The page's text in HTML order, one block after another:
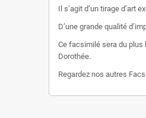
Il s’agit d’un tirage d’art
D’une grande qualité
Ce facsimilé sera du plus
Dorothée.
Regardez nos autres